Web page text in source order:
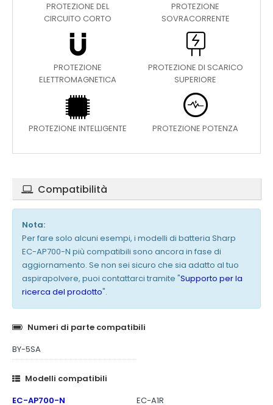
PROTEZIONE DEL
CIRCUITO CORTO
PROTEZIONE
SOVRACORRENTE
PROTEZIONE
ELETTROMAGNETICA
PROTEZIONE DI SCARICO
SUPERIORE
PROTEZIONE INTELLIGENTE PROTEZIONE POTENZA
Compatibilità
Nota:
Per fare solo alcuni esempi, i modelli di batteria Sharp
EC-AP700-N più compatibili sono ancora in fase di
aggiornamento. Se non sei sicuro che sia adatto al tuo
aspirapolvere, puoi contattarci tramite "Supporto per la
ricerca del prodotto".
Numeri di parte compatibili
BY-5SA
Modelli compatibili
EC-AP700-N
EC-A1R